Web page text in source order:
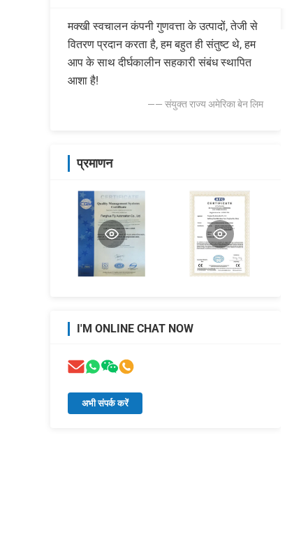
मक्खी स्वचालन कंपनी गुणवत्ता के उत्पादों, तेजी से
वितरण प्रदान करता है, हम बहुत ही संतुष्ट थे, हम
आप के साथ दीर्घकालीन सहकारी संबंध स्थापित
आशा है!
—— संयुक्त राज्य अमेरिका बेन लिम
प्रमाणन
I'M ONLINE CHAT NOW
अभी संपर्क करें